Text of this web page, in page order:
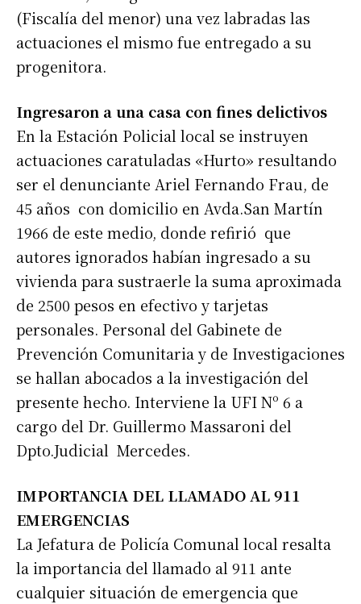
(Fiscalía del menor) una vez labradas las
actuaciones el mismo fue entregado a su
progenitora.
Ingresaron a una casa con fines delictivos
En la Estación Policial local se instruyen
actuaciones caratuladas «Hurto» resultando
ser el denunciante Ariel Fernando Frau, de
45 años con domicilio en Avda.San Martín
1966 de este medio, donde refirió que
autores ignorados habían ingresado a su
vivienda para sustraerle la suma aproximada
de 2500 pesos en efectivo y tarjetas
personales. Personal del Gabinete de
Prevención Comunitaria y de Investigaciones
se hallan abocados a la investigación del
presente hecho. Interviene la UFI Nº 6 a
cargo del Dr. Guillermo Massaroni del
Dpto.Judicial Mercedes.
IMPORTANCIA DEL LLAMADO AL 911
EMERGENCIAS
La Jefatura de Policía Comunal local resalta
la importancia del llamado al 911 ante
cualquier situación de emergencia que